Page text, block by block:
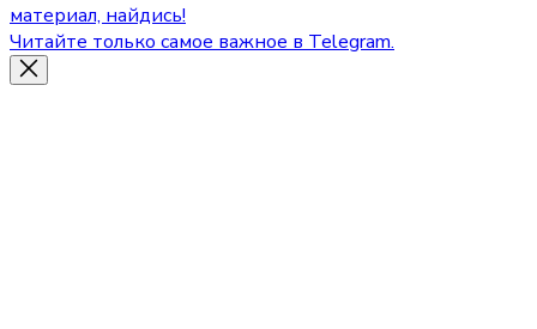
материал, найдись!
Читайте только самое важное в Telegram.